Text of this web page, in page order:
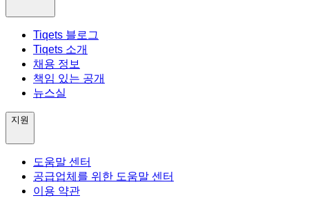
Tiqets 블로그
Tiqets 소개
채용 정보
책임 있는 공개
뉴스실
지원
도움말 센터
공급업체를 위한 도움말 센터
이용 약관